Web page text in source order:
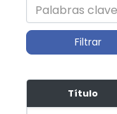
Filtrar
Título